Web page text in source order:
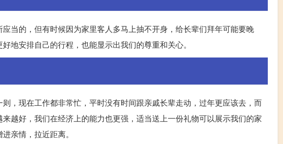
当的，但有时候因为家里客人多马上抽不开身，给长辈们拜年可能要晚
地安排自己的行程，也能显示出我们的尊重和关心。
，现在工作都非常忙，平时没有时间跟亲戚长辈走动，过年更应该去，而
越好，我们在经济上的能力也更强，适当送上一份礼物可以展示我们的家
亲情，拉近距离。